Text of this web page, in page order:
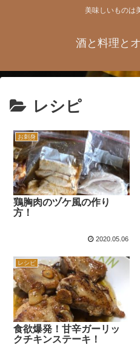
美味しいものは
酒と料理と
レシピ
お刺身
鶏胸肉のヅケ風の作り
方！
2020.05.06
レシピ
食欲爆発！甘辛ガーリッ
クチキンステーキ！